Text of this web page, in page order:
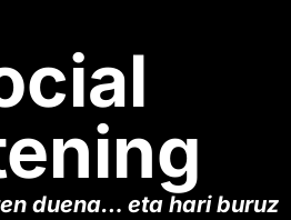
duena… eta hari buruz